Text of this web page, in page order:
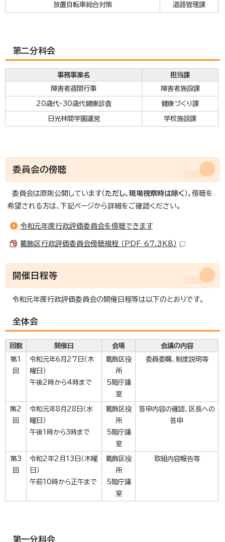
放置自転車総合対策 道路管理課
第二分科会
事務事業名
担当課
障害者週間行事
障害者施設課
20歳代・30歳代健康診査 健康づくり課
日光林間学園運営 学校施設課
委員会の傍聴
委員会は原則公開しています（ただし、現場視察時は除く ）。傍聴を
希望される方は、下記ページから詳細をご確認ください。
令和元年度行政評価委員会を傍聴できます
葛飾区行政評価委員会傍聴規程 （PDF 67.3KB）
開催日程等
令和元年度行政評価委員会の開催日程等は以下のとおりです。
全体会
回数 開催日 会場
会議の内容
第1
回
令和元年6月27日（木
曜日）
午後2時から4時まで
葛飾区役
所
5階庁議
室
委員委嘱、制度説明等
第2
回
令和元年8月28日（水
曜日）
午後1時から3時まで
葛飾区役
所
5階庁議
室
答申内容の確認、区長への
答申
第3
回
令和2年2月13日（木曜
日）
午前10時から正午まで
葛飾区役
所
5階庁議
室
取組内容報告等
第一分科会